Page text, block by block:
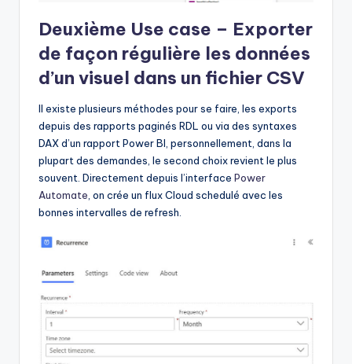
Deuxième Use case – Exporter
de façon régulière les données
d’un visuel dans un fichier CSV
Il existe plusieurs méthodes pour se faire, les exports
depuis des rapports paginés RDL ou via des syntaxes
DAX d’un rapport Power BI, personnellement, dans la
plupart des demandes, le second choix revient le plus
souvent. Directement depuis l’interface Power
Automate, on crée un flux Cloud schedulé avec les
bonnes intervalles de refresh.